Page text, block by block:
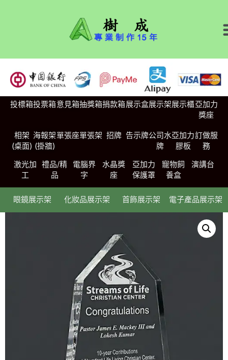
投標箱投票箱意見箱抽獎箱捐款箱展示盒展示架展示櫃亞加力
獎座
相架
(桌面)
海報架
(掛牆)
單張座單張架 招牌 告示牌公司水
牌
亞加力
膠板
訂做服
務
激光加
工
禮品/精
品
電腦界
字
水晶獎
座
亞加力
保護罩
寵物飼
養盒
演講台
眼鏡展示架 化妝品展示架 首飾展示架 電子產品展示架